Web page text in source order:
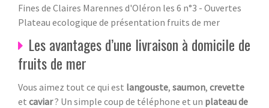
Fines de Claires Marennes d'Oléron les 6 n°3 - Ouvertes
Plateau ecologique de présentation fruits de mer
Les avantages d’une livraison à domicile de
fruits de mer
Vous aimez tout ce qui est langouste, saumon, crevette
et caviar? Un simple coup de téléphone et un plateau de